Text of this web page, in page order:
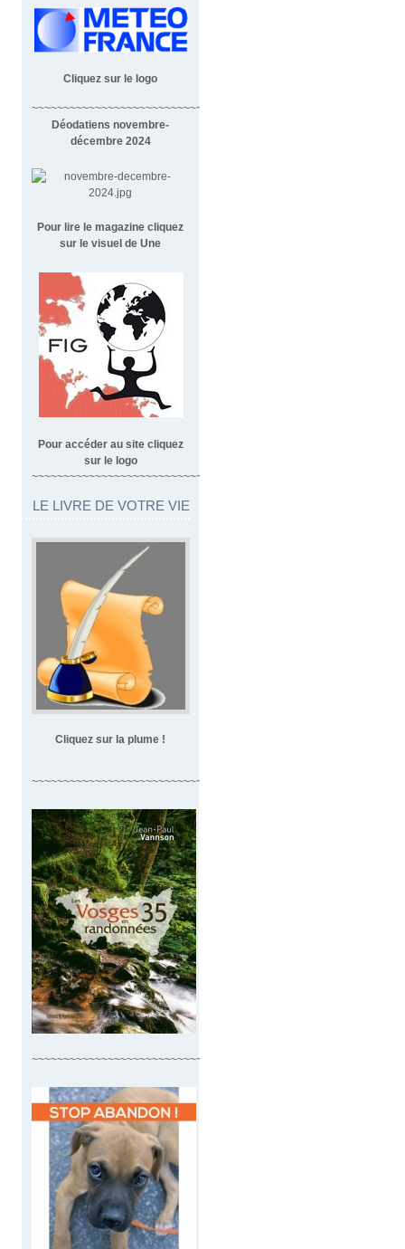
Cliquez sur le logo
~~~~~~~~~~~~~~~~~~~~~~~~~~~~~~~~~~~~
Déodatiens novembre-
décembre 2024
Pour lire le magazine cliquez
sur le visuel de Une
Pour accéder au site cliquez
sur le logo
~~~~~~~~~~~~~~~~~~~~~~~~~~~~~~~~~
LE LIVRE DE VOTRE VIE
Cliquez sur la plume !
~~~~~~~~~~~~~~~~~~~~~~~~~~~~~~~~~~
~~~~~~~~~~~~~~~~~~~~~~~~~~~~~~~~~